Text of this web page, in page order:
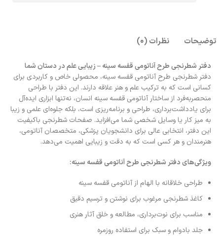
توضیحات نظرات (0)
دفتر شطرنجی طرح آناتومی قفسه سینه – زیبایی علم در دستان شما
دفتر شطرنجی طرح آناتومی قفسه سینه، محصولی خاص و کاربردی برای
کسانی است که به ترکیب علم و هنر علاقه دارند. این دفتر با طراحی
منحصربه‌فرد از ساختار آناتومی قفسه سینه انسان، نه‌تنها ابزاری ایده‌آل
برای یادداشت‌برداری، طراحی و برنامه‌ریزی است، بلکه جلوه‌ای علمی و زیبا
به میز کار یا وسایل شخصی شما می‌افزاید. صفحات شطرنجی باکیفیت
این دفتر، انتخابی عالی برای دانشجویان پزشکی، متخصصان آناتومی،
هنرمندان و هر کسی است که به دقت و زیبایی اهمیت می‌دهد.
ویژگی‌های دفتر شطرنجی طرح آناتومی قفسه سینه:
طراحی خلاقانه با الهام از آناتومی قفسه سینه
کاغذ شطرنجی مرغوب برای نوشتن و ترسیم دقیق
مناسب برای نوت‌برداری، مطالعه و خلق آثار هنری
جلد بادوام و سبک برای استفاده روزمره